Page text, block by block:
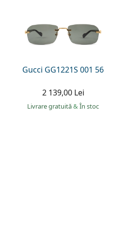
Gucci GG1221S 001 56
2 139,00 Lei
Livrare gratuită& În stoc